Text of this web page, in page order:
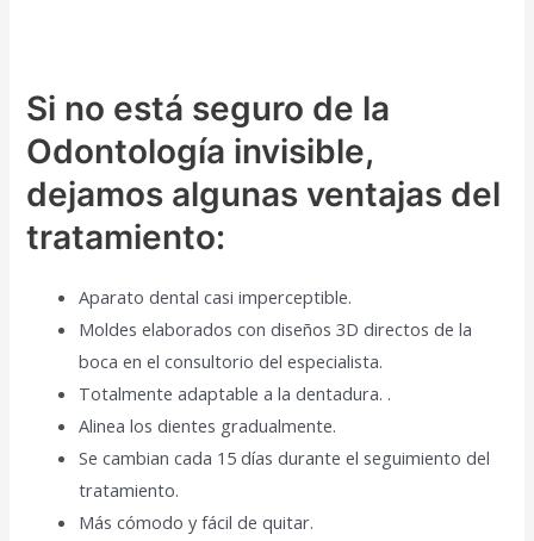
Si no está seguro de la
Odontología invisible,
dejamos algunas ventajas del
tratamiento:
Aparato dental casi imperceptible.
Moldes elaborados con diseños 3D directos de la
boca en el consultorio del especialista.
Totalmente adaptable a la dentadura. .
Alinea los dientes gradualmente.
Se cambian cada 15 días durante el seguimiento del
tratamiento.
Más cómodo y fácil de quitar.